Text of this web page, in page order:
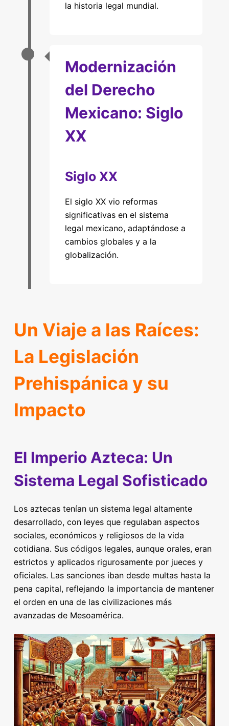
la historia legal mundial.
Modernización
del Derecho
Mexicano: Siglo
XX
Siglo XX
El siglo XX vio reformas
significativas en el sistema
legal mexicano, adaptándose a
cambios globales y a la
globalización.
Un Viaje a las Raíces:
La Legislación
Prehispánica y su
Impacto
El Imperio Azteca: Un
Sistema Legal Sofisticado
Los aztecas tenían un sistema legal altamente
desarrollado, con leyes que regulaban aspectos
sociales, económicos y religiosos de la vida
cotidiana. Sus códigos legales, aunque orales, eran
estrictos y aplicados rigurosamente por jueces y
oficiales. Las sanciones iban desde multas hasta la
pena capital, reflejando la importancia de mantener
el orden en una de las civilizaciones más
avanzadas de Mesoamérica.